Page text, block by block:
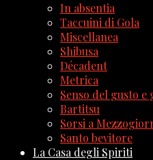
In absentia
Taccuini di Gola
Miscellanea
Shibusa
Décadent
Metrica
Senso del gusto e
Bartitsu
Sorsi a
Santo bevitore
La Casa degli Spiriti